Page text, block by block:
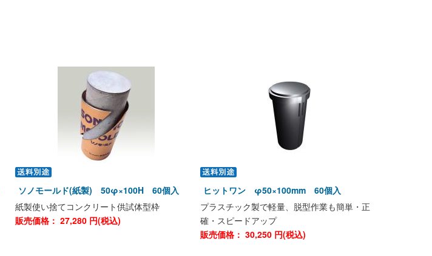
ソノモールド(紙製) 50φ×100H 60個入
紙製使い捨てコンクリート供試体型枠
販売価格： 27,280 円(税込)
ヒットワン φ50×100mm 60個入
プラスチック製で軽量、脱型作業も簡単・正
確・スピードアップ
販売価格： 30,250 円(税込)